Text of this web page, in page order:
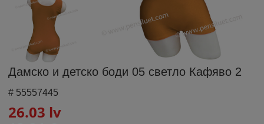
Дамско и детско боди 05 светло Кафяво 2
# 55557445
26.03 lv